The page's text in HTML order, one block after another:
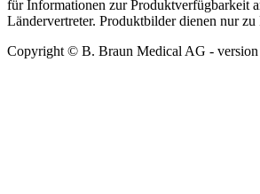
für Informationen zur Produktverfügbarkeit
Ländervertreter. Produktbilder dienen nur zu
Copyright © B. Braun Medical AG - version